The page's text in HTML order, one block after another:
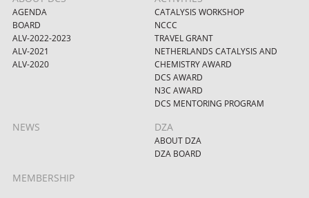
AGENDA
BOARD
ALV-2022-2023
ALV-2021
ALV-2020
CATALYSIS WORKSHOP
NCCC
TRAVEL GRANT
NETHERLANDS CATALYSIS AND
CHEMISTRY AWARD
DCS AWARD
N3C AWARD
DCS MENTORING PROGRAM
NEWS DZA
ABOUT DZA
DZA BOARD
MEMBERSHIP